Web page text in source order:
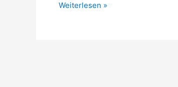
Weiterlesen »